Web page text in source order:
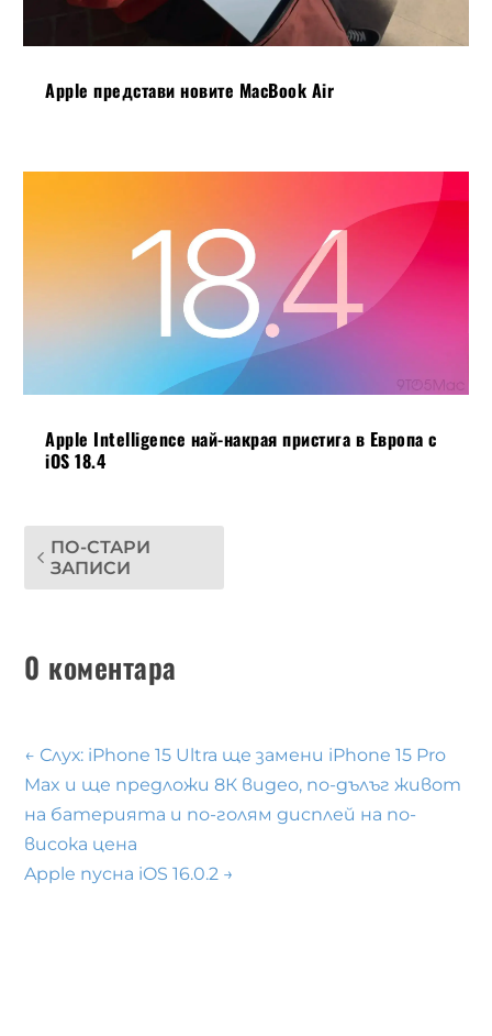
Apple представи новите MacBook Air
Apple Intelligence най-накрая пристига в Европа с
iOS 18.4
ПО-СТАРИ
ЗАПИСИ
0 коментара
← Слух: iPhone 15 Ultra ще замени iPhone 15 Pro
Max и ще предложи 8К видео, по-дълъг живот
на батерията и по-голям дисплей на по-
висока цена
Apple пусна iOS 16.0.2 →